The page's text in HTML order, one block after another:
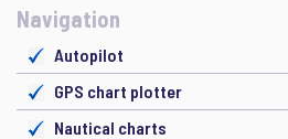
Navigation
Autopilot
GPS chart plotter
Nautical charts